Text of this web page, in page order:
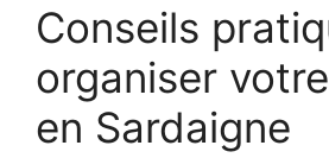
Conseils
organiser
en Sardaigne